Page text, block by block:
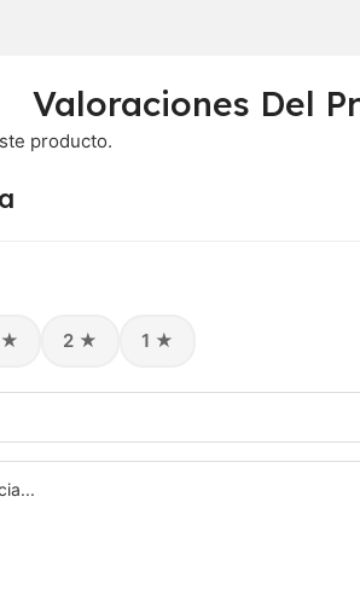
Valoraciones Del
producto.
★ 2 ★ 1 ★